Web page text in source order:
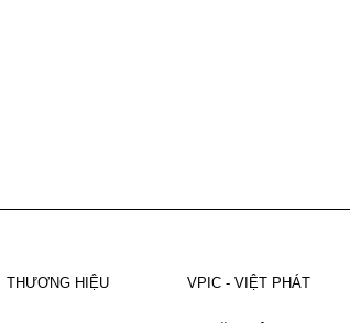
THƯƠNG HIỆU VPIC - VIỆT PHÁT